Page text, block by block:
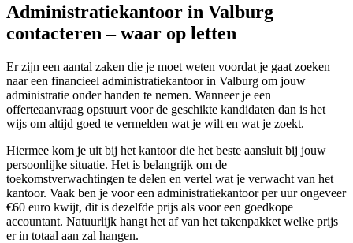
Administratiekantoor in Valburg
contacteren – waar op letten
Er zijn een aantal zaken die je moet weten voordat je gaat zoeken
naar een financieel administratiekantoor in Valburg om jouw
administratie onder handen te nemen. Wanneer je een
offerteaanvraag opstuurt voor de geschikte kandidaten dan is het
wijs om altijd goed te vermelden wat je wilt en wat je zoekt.
Hiermee kom je uit bij het kantoor die het beste aansluit bij jouw
persoonlijke situatie. Het is belangrijk om de
toekomstverwachtingen te delen en vertel wat je verwacht van het
kantoor. Vaak ben je voor een administratiekantoor per uur ongeveer
€60 euro kwijt, dit is dezelfde prijs als voor een goedkope
accountant. Natuurlijk hangt het af van het takenpakket welke prijs
er in totaal aan zal hangen.